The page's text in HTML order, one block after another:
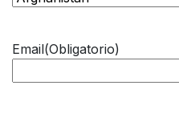
Email(Obligatorio)